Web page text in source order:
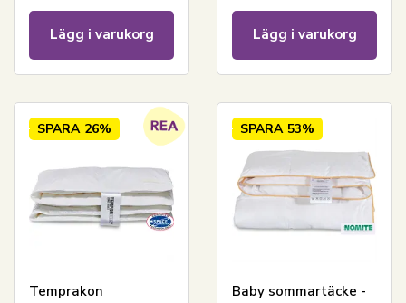
Lägg i varukorg Lägg i varukorg
SPARA 26%
Temprakon
SPARA 53%
Baby sommartäcke -